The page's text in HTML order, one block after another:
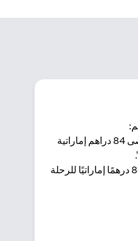
ماستركارد وورلد إيليت: 4 رحلات من وإلى المطار سنويًا (بحد أقصى 84 دراهم إماراتية
ماستركارد وورلد: رحلة واحدة من وإلى المطار سنويًا (بحد أقصى 84 درهمًا إماراتيًا للرحلة